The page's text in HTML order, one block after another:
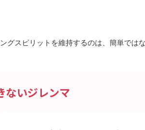
グスピリットを維持するのは、簡単ではな
ないジレンマ